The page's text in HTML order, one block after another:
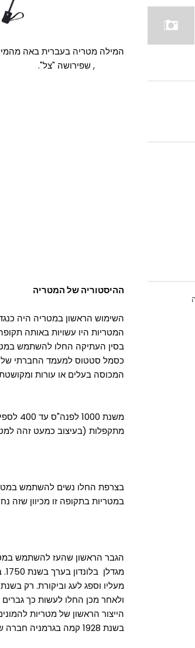
ההיסטוריה של המטריה
המטריות היו עשויות באותה
כסמל סטטוס למעמד החברתי של
המכוסה בעלים או עורות
משנת
מתקפלות (בעיצוב כמעט זהה
במטריות בתקופה זו מכיוון שזה
הגבר הראשון שהעז להשתמש
ולאחר מכן החלו לעשות כך גברים
בשנת 1928 קמה בגרמניה חברה שהחלה להפיץ את המטריות המתקפלות של האנס האופט.